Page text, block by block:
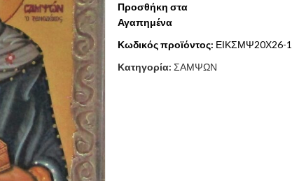
Προσθήκη στα
Αγαπημένα
Κωδικός προϊόντος: ΕΙΚΣΜΨ20Χ26-1
Κατηγορία:ΣΑΜΨΩΝ